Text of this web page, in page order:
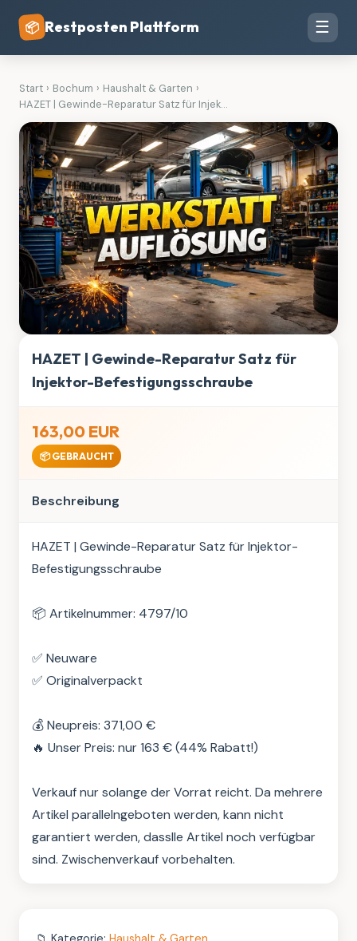
📦 Restposten Plattform ☰
Start › Bochum › Haushalt & Garten ›
HAZET | Gewinde-Reparatur Satz für Injek...
HAZET | Gewinde-Reparatur Satz für
Injektor-Befestigungsschraube
163,00 EUR
📦 GEBRAUCHT
Beschreibung
HAZET | Gewinde-Reparatur Satz für Injektor-
Befestigungsschraube
📦 Artikelnummer: 4797/10
✅ Neuware
✅ Originalverpackt
💰 Neupreis: 371,00 €
🔥 Unser Preis: nur 163 € (44% Rabatt!)
Verkauf nur solange der Vorrat reicht. Da mehrere
Artikel parallelngeboten werden, kann nicht
garantiert werden, dasslle Artikel noch verfügbar
sind. Zwischenverkauf vorbehalten.